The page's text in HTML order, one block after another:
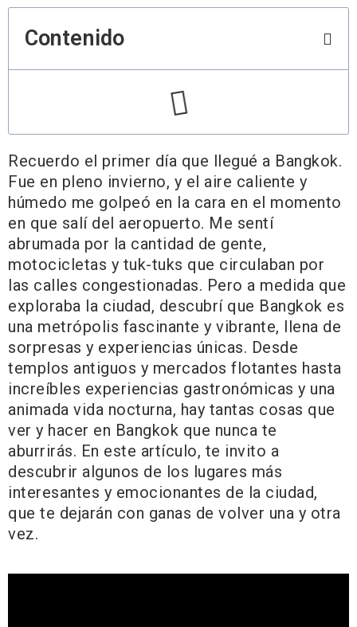
Contenido
Recuerdo el primer día que llegué a Bangkok.
Fue en pleno invierno, y el aire caliente y
húmedo me golpeó en la cara en el momento
en que salí del aeropuerto. Me sentí
abrumada por la cantidad de gente,
motocicletas y tuk-tuks que circulaban por
las calles congestionadas. Pero a medida que
exploraba la ciudad, descubrí que Bangkok es
una metrópolis fascinante y vibrante, llena de
sorpresas y experiencias únicas. Desde
templos antiguos y mercados flotantes hasta
increíbles experiencias gastronómicas y una
animada vida nocturna, hay tantas cosas que
ver y hacer en Bangkok que nunca te
aburrirás. En este artículo, te invito a
descubrir algunos de los lugares más
interesantes y emocionantes de la ciudad,
que te dejarán con ganas de volver una y otra
vez.